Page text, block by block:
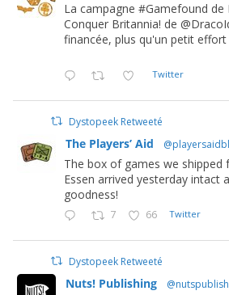
La campagne #Gamefound de
Conquer Britannia! de
financée, plus qu'un petit effort
Twitter
Dystopeek Retweeté
The Players’ Aid
The box of games we shipped
Essen arrived yesterday intact
goodness!
7 66 Twitter
Dystopeek Retweeté
Nuts! Publishing